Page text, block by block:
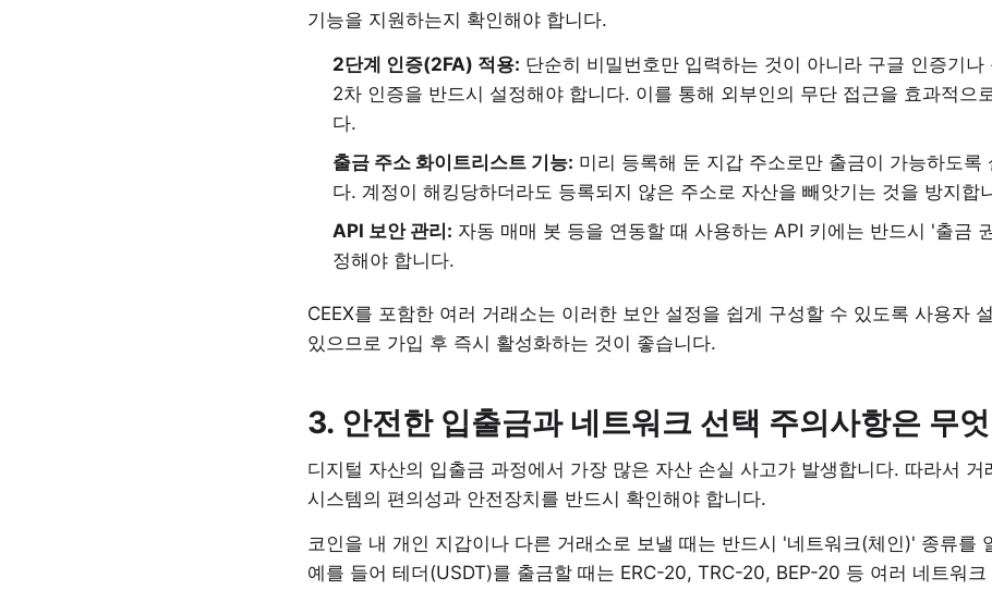
기능을 지원하는지 확인해야 합니다.
2단계 인증(2FA) 적용: 단순히 비밀번호만 입력하는 것이 아니라 구글 인증기
2차 인증을 반드시 설정해야 합니다. 이를 통해 외부인의 무단 접근을 효과적으
다.
출금 주소 화이트리스트 기능: 미리 등록해 둔 지갑 주소로만 출금이 가능하도록
다. 계정이 해킹당하더라도 등록되지 않은 주소로 자산을 빼앗기는 것을 방지합
API 보안 관리: 자동 매매 봇 등을 연동할 때 사용하는 API 키에는 반드시 '출금
정해야 합니다.
CEEX를 포함한 여러 거래소는 이러한 보안 설정을 쉽게 구성할 수 있도록 사용자
있으므로 가입 후 즉시 활성화하는 것이 좋습니다.
3. 안전한 입출금과 네트워크 선택 주의사항은 무
디지털 자산의 입출금 과정에서 가장 많은 자산 손실 사고가 발생합니다. 따라서 거
시스템의 편의성과 안전장치를 반드시 확인해야 합니다.
코인을 내 개인 지갑이나 다른 거래소로 보낼 때는 반드시 '네트워크(체인)' 종류를
예를 들어 테더(USDT)를 출금할 때는 ERC-20, TRC-20, BEP-20 등 여러 네트워